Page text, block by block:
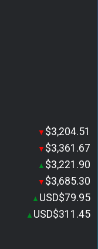
▼ $3,204.51
▼ $3,361.67
▲ $3,221.90
▼ $3,685.30
▲ USD$79.95
▲ USD$311.45